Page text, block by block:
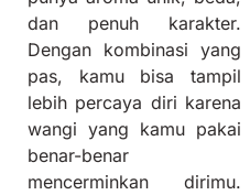
dan penuh karakter.
Dengan kombinasi yang
pas, kamu bisa tampil
lebih percaya diri karena
wangi yang kamu pakai
benar-benar
mencerminkan dirimu.